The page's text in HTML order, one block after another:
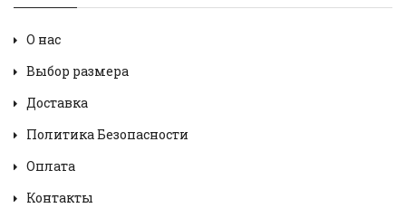
О нас
Выбор размера
Доставка
Политика Безопасности
Оплата
Контакты